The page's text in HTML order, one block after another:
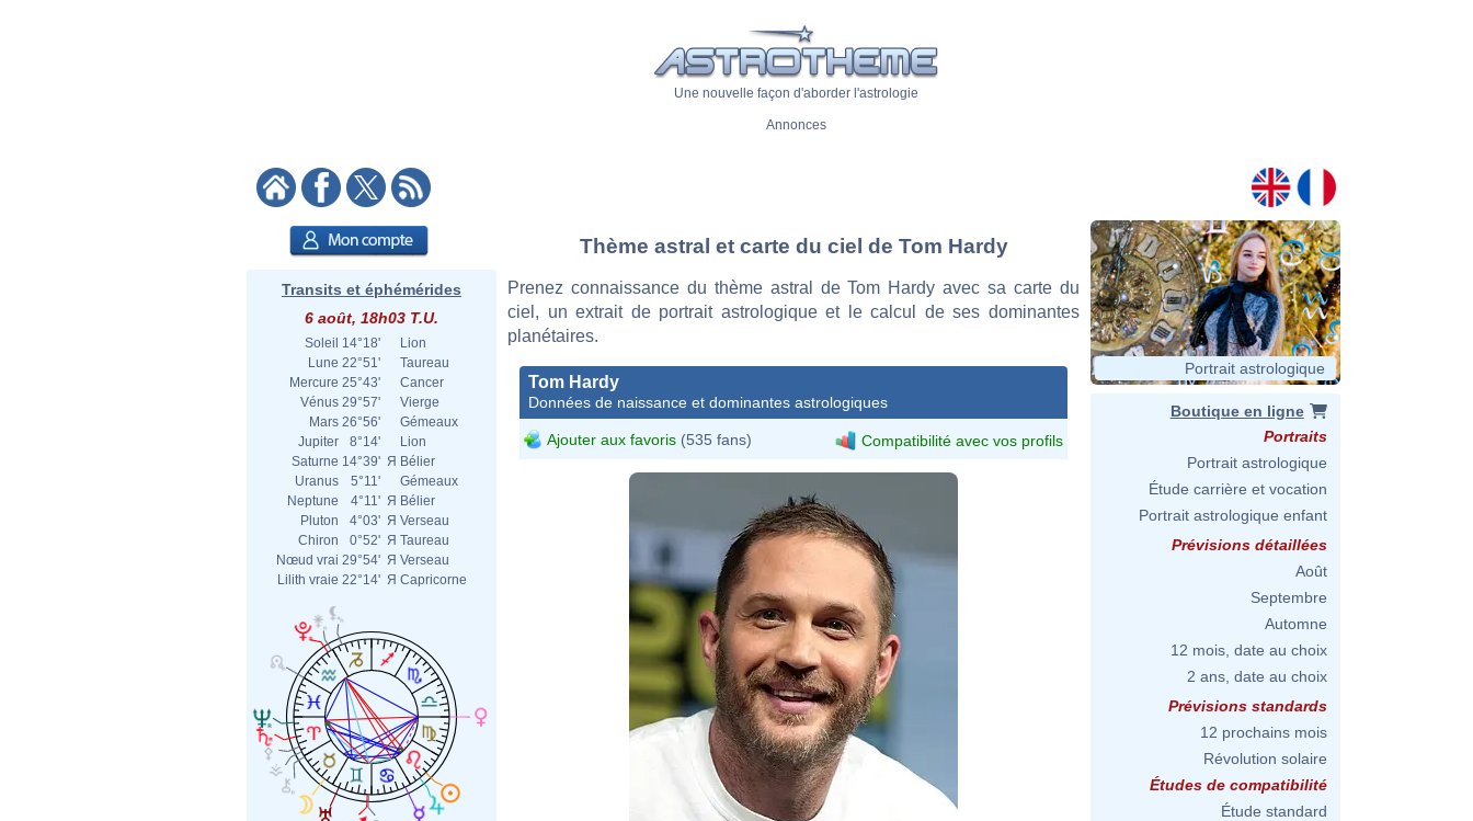
Une nouvelle façon d'aborder l'astrologie
Annonces
Transits et éphémérides
6 août, 18h03 T.U.
Soleil 14°18'
Lion
Lune 22°51'
Taureau
Mercure 25°43'
Cancer
Vénus 29°57'
Vierge
Mars 26°56'
Gémeaux
Jupiter
8°14'
Lion
Saturne 14°39' Я Bélier
Uranus
5°11'
Gémeaux
Neptune
4°11' Я Bélier
Pluton
4°03' Я Verseau
Chiron
0°52' Я Taureau
Nœud vrai 29°54' Я Verseau
Lilith vraie 22°14' Я Capricorne
Thème astral et carte du ciel de Tom Hardy
Prenez connaissance du thème astral de Tom Hardy avec sa carte du
ciel, un extrait de portrait astrologique et le calcul de ses dominantes
planétaires.
Tom Hardy
Données de naissance et dominantes astrologiques
Ajouter aux favoris (535 fans) Compatibilité avec vos profils
Portrait astrologique
Boutique en ligne
Portraits
Portrait astrologique
Étude carrière et vocation
Portrait astrologique enfant
Prévisions détaillées
Août
Septembre
Automne
12 mois, date au choix
2 ans, date au choix
Prévisions standards
12 prochains mois
Révolution solaire
Études de compatibilité
Étude standard